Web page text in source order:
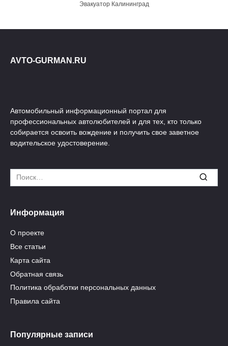
Эвакуатор Калининград
AVTO-GURMAN.RU
Автомобильный информационный портал для
профессиональных автолюбителей и для тех, кто только
собирается освоить вождение и получить свое заветное
водительское удостоверение.
Search
for:
Информация
О проекте
Все статьи
Карта сайта
Обратная связь
Политика обработки персональных данных
Правила сайта
Популярные записи